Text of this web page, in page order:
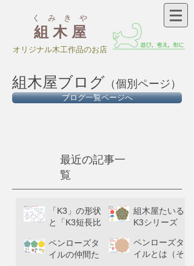
組 木 屋
く み き や
​オリジナル木工作品のお店
組木屋ブログ （個別ページ）
ブログ一覧ページへ
最近の記事一
覧
「K3」の形状
と「K3短長比
う値について
組木屋たいる
K3シリーズ
ペンローズタ
イルの仲間た
ペンローズタ
イルとは（そ